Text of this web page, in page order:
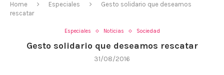
Home Especiales
Gesto solidario que deseamos
rescatar
Especiales Noticias Sociedad
Gesto solidario que deseamos rescatar
31/08/2016